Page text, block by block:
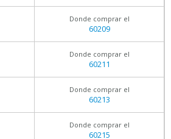
Donde comprar el
60209
Donde comprar el
60211
Donde comprar el
60213
Donde comprar el
60215